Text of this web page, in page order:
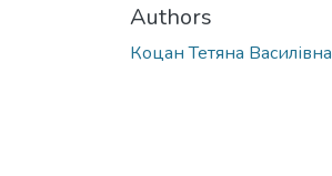
Authors
Коцан Тетяна Василівна